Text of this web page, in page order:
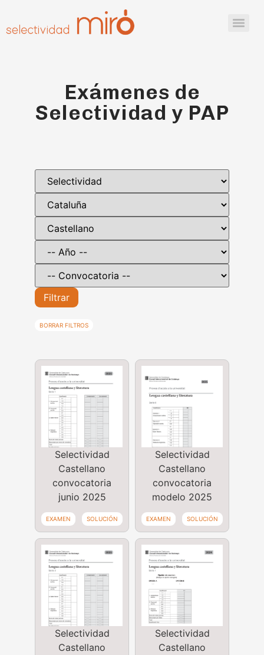
Exámenes de
Selectividad y PAP
Filtrar
BORRAR FILTROS
Selectividad
Castellano
convocatoria
junio 2025
EXAMEN SOLUCIÓN
Selectividad
Castellano
convocatoria
modelo 2025
EXAMEN SOLUCIÓN
Selectividad
Castellano
Selectividad
Castellano